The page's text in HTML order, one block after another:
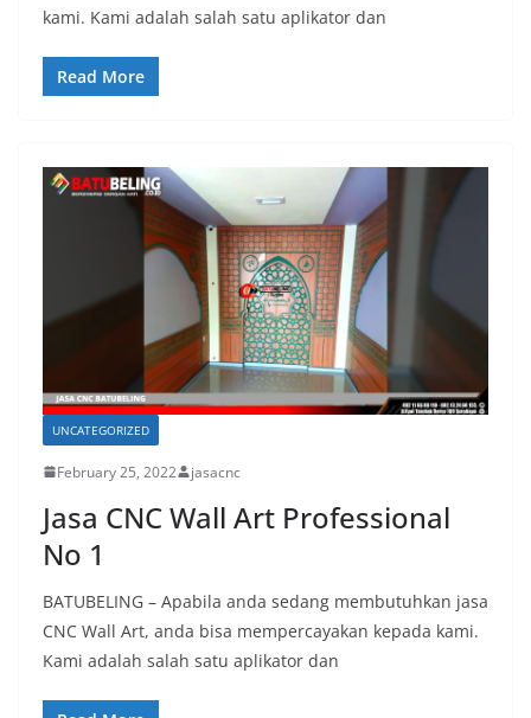
kami. Kami adalah salah satu aplikator dan
Read More
UNCATEGORIZED
February 25, 2022 jasacnc
Jasa CNC Wall Art Professional
No 1
BATUBELING – Apabila anda sedang membutuhkan jasa
CNC Wall Art, anda bisa mempercayakan kepada kami.
Kami adalah salah satu aplikator dan